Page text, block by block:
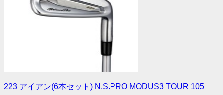
223 アイアン(6本セット) N.S.PRO MODUS3 TOUR 105